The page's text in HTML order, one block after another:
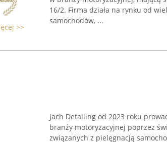
>>
16/2. Firma działa na rynku od
samochodów, ...
Jach Detailing od 2023 roku
branży motoryzacyjnej poprzez
związanych z pielęgnacją